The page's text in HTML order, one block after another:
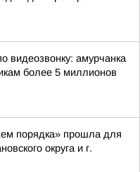
видеозвонку: амурчанка
более 5 миллионов
порядка» прошла для
округа и г.